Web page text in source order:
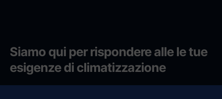
Siamo qui per rispondere alle le tue
esigenze di climatizzazione